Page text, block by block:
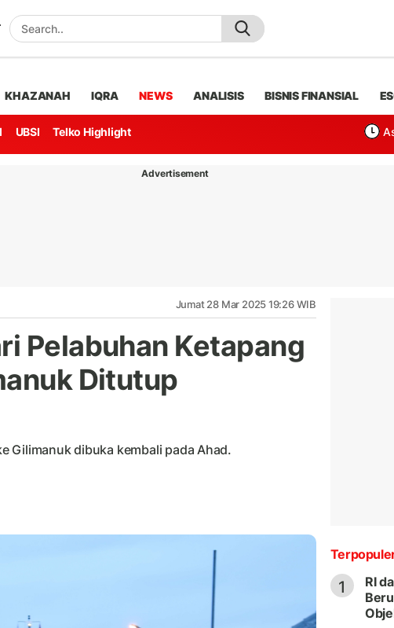
KHAZANAH IQRA NEWS ANALISIS BISNIS FINANSIAL
UBSI Telko Highlight
Advertisement
Jumat 28 Mar 2025 19:26 WIB
Pelabuhan Ketapang
Ditutup
Gilimanuk dibuka kembali pada Ahad.
1
RI